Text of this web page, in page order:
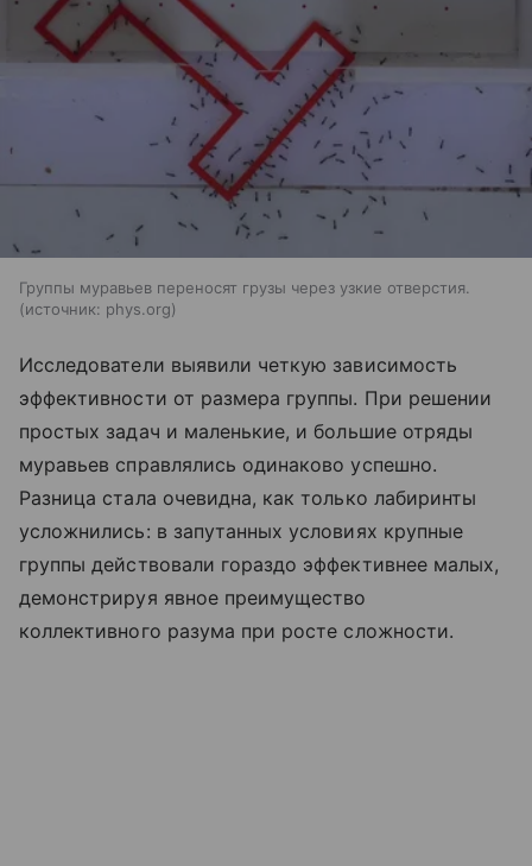
Группы муравьев переносят грузы через узкие отверстия.
источник: phys.org
Исследователи выявили четкую зависимость
эффективности от размера группы. При решении
простых задач и маленькие, и большие отряды
муравьев справлялись одинаково успешно.
Разница стала очевидна, как только лабиринты
усложнились: в запутанных условиях крупные
группы действовали гораздо эффективнее малых,
демонстрируя явное преимущество
коллективного разума при росте сложности.